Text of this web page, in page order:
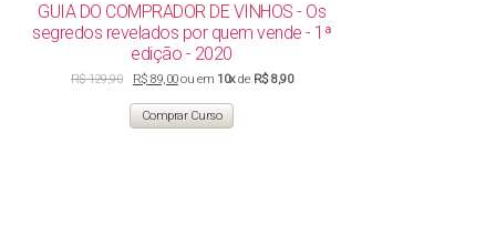
GUIA DO COMPRADOR DE VINHOS - Os
segredos revelados por quem vende - 1ª
edição - 2020
R$129,90
preço
original
R$ 129,90.
R$ 89,00O
preço
atual
é:
R$ 89,00.
ou em 10xde R$ 8,90
Comprar Curso